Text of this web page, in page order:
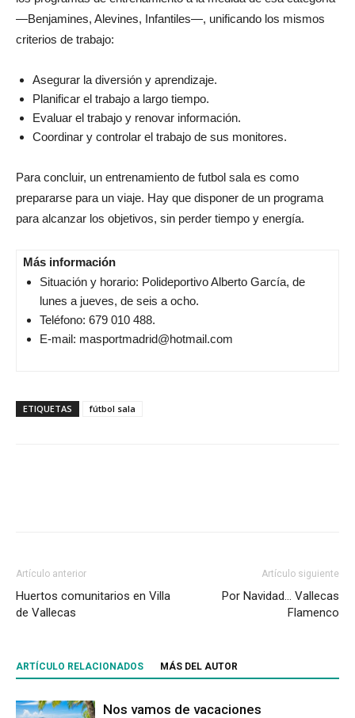
—Benjamines, Alevines, Infantiles—, unificando los mismos
criterios de trabajo:
Asegurar la diversión y aprendizaje.
Planificar el trabajo a largo tiempo.
Evaluar el trabajo y renovar información.
Coordinar y controlar el trabajo de sus monitores.
Para concluir, un entrenamiento de futbol sala es como
prepararse para un viaje. Hay que disponer de un programa
para alcanzar los objetivos, sin perder tiempo y energía.
Más información
Situación y horario: Polideportivo Alberto García, de
lunes a jueves, de seis a ocho.
Teléfono: 679 010 488.
E-mail: masportmadrid@hotmail.com
ETIQUETAS fútbol sala
Artículo anterior
Huertos comunitarios en Villa
de Vallecas
Artículo siguiente
Por Navidad… Vallecas
Flamenco
ARTÍCULO RELACIONADOS MÁS DEL AUTOR
Nos vamos de vacaciones